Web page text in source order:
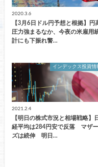
2020.3.6
【3月6日ドル円予想と根拠】円
圧力強まるなか、今夜の米雇用
計にも下振れ警…
インデックス投資情
2021.2.4
【明日の株式市況と相場戦略】日
経平均は284円安で反落 マザー
ズは続伸 明日…